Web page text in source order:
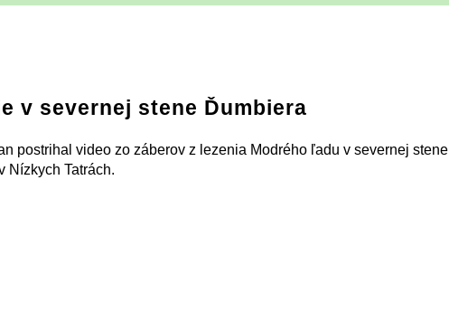
v severnej stene Ďumbiera
postrihal video zo záberov z lezenia Modrého ľadu v severnej stene
Nízkych Tatrách.